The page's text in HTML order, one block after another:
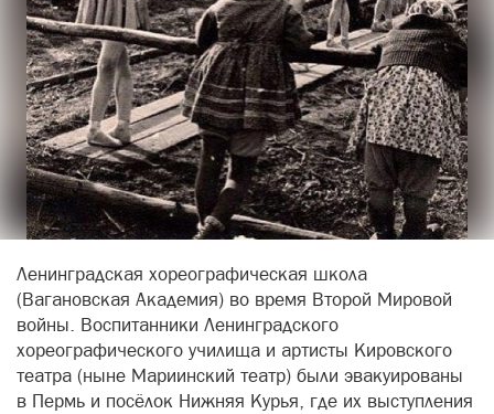
Ленинградская хореографическая школа
(Вагановская Академия) во время Второй Мировой
войны. Воспитанники Ленинградского
хореографического училища и артисты Кировского
театра (ныне Мариинский театр) были эвакуированы
в Пермь и посёлок Нижняя Курья, где их выступления